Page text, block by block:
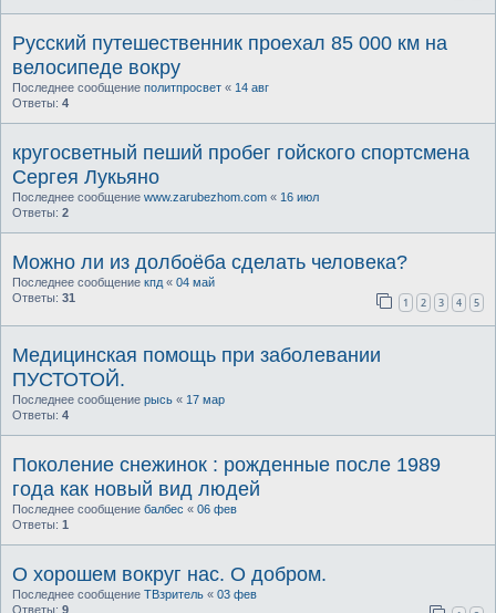
Русский путешественник проехал 85 000 км на
велосипеде вокру
Последнее сообщение политпросвет « 14 авг
Ответы: 4
кругосветный пеший пробег гойского спортсмена
Сергея Лукьяно
Последнее сообщение www.zarubezhom.com « 16 июл
Ответы: 2
Можно ли из долбоёба сделать человека?
Последнее сообщение кпд « 04 май
Ответы: 31 1 2 3 4 5
Медицинская помощь при заболевании
ПУСТОТОЙ.
Последнее сообщение рысь « 17 мар
Ответы: 4
Поколение снежинок : рожденные после 1989
года как новый вид людей
Последнее сообщение балбес « 06 фев
Ответы: 1
О хорошем вокруг нас. О добром.
Последнее сообщение ТВзритель « 03 фев
Ответы: 9